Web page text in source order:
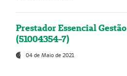
Prestador Essencial
(51004354-7)
04 de Maio de 2021